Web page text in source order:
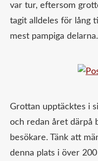
var tur, eftersom
tagit alldeles för lång
mest pampiga delarna.
Grottan upptäcktes i
och redan året därpå
besökare. Tänk att
denna plats i över